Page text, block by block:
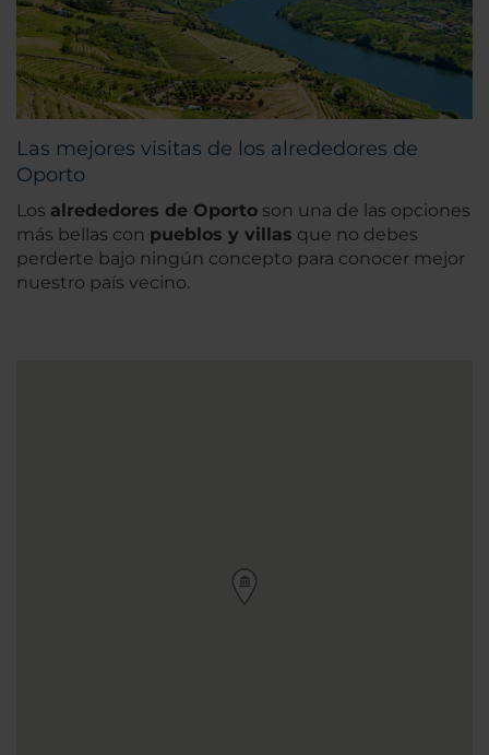
Las mejores visitas de los alrededores de
Oporto
Los alrededores de Oporto son una de las opciones
más bellas con pueblos y villas que no debes
perderte bajo ningún concepto para conocer mejor
nuestro país vecino.